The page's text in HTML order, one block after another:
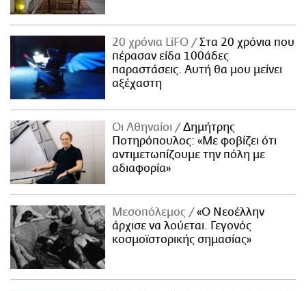
20 χρόνια LiFO
Στα 20 χρόνια που
πέρασαν είδα 100άδες
παραστάσεις. Αυτή θα μου μείνει
αξέχαστη
Οι Αθηναίοι
Δημήτρης
Ποτηρόπουλος: «Με φοβίζει ότι
αντιμετωπίζουμε την πόλη με
αδιαφορία»
Μεσοπόλεμος
«Ο Νεοέλλην
άρχισε να λούεται. Γεγονός
κοσμοϊστορικής σημασίας»